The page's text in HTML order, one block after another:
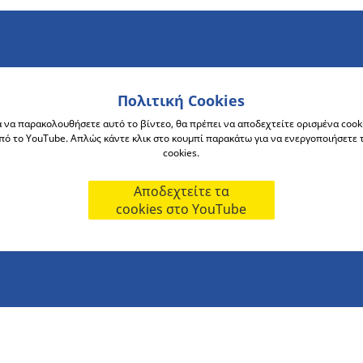
Πολιτική Cookies
να παρακολουθήσετε αυτό το βίντεο, θα πρέπει να αποδεχτείτε ορισμένα
το YouTube. Απλώς κάντε κλικ στο κουμπί παρακάτω για να ενεργοποιήσετε
cookies.
Αποδεχτείτε τα
cookies στο YouTube